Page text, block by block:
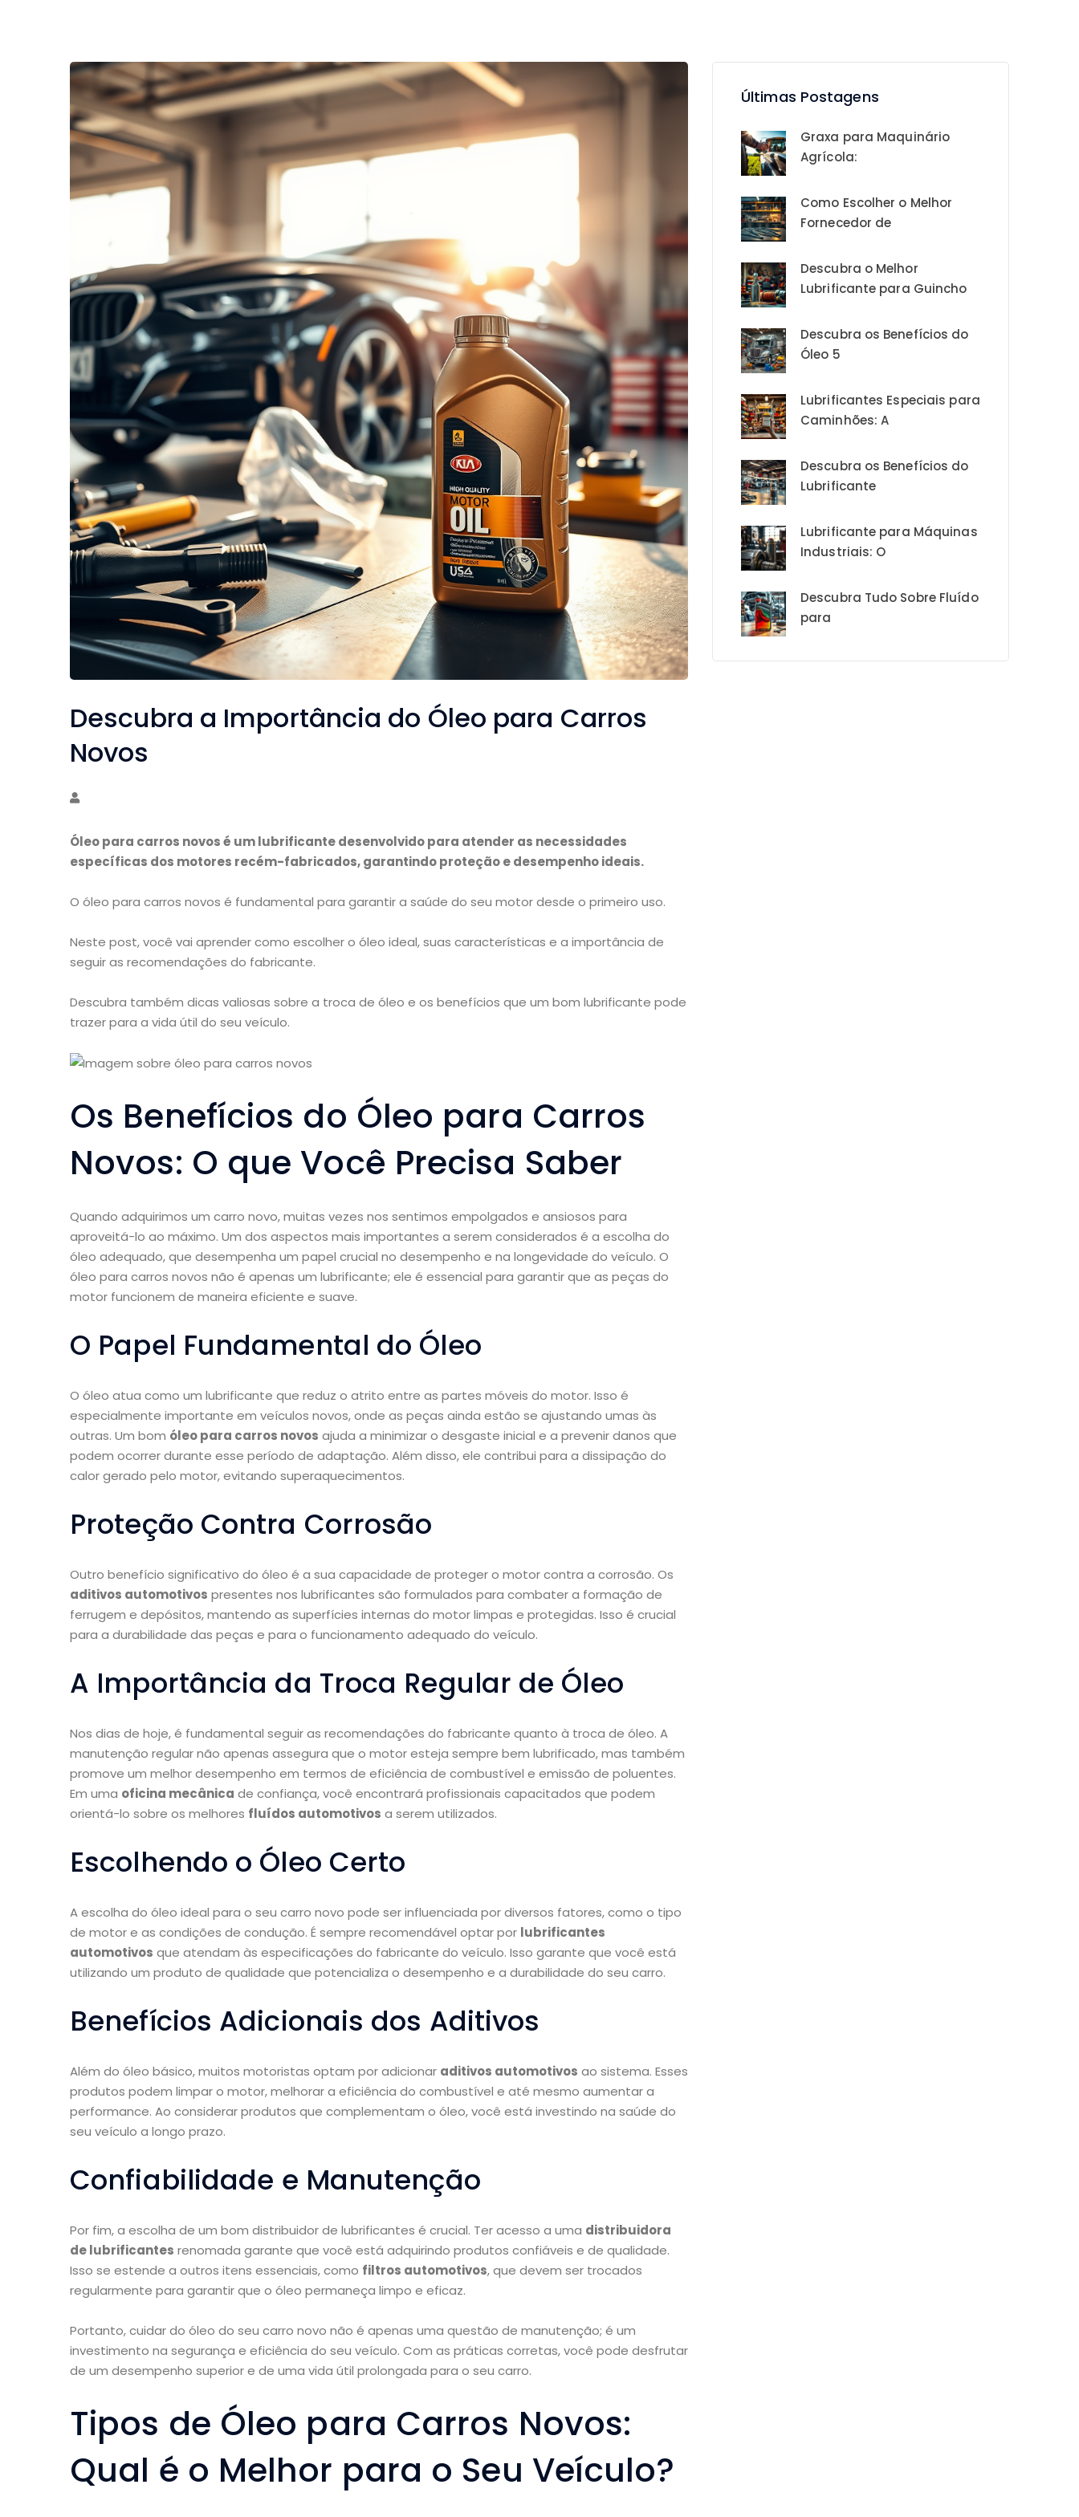
Descubra a Importância do Óleo para Carros
Novos
Óleo para carros novos é um lubrificante desenvolvido para atender as necessidades
específicas dos motores recém-fabricados, garantindo proteção e desempenho ideais.
O óleo para carros novos é fundamental para garantir a saúde do seu motor desde o primeiro uso.
Neste post, você vai aprender como escolher o óleo ideal, suas características e a importância de
seguir as recomendações do fabricante.
Descubra também dicas valiosas sobre a troca de óleo e os benefícios que um bom lubrificante pode
trazer para a vida útil do seu veículo.
Os Benefícios do Óleo para Carros
Novos: O que Você Precisa Saber
Quando adquirimos um carro novo, muitas vezes nos sentimos empolgados e ansiosos para
aproveitá-lo ao máximo. Um dos aspectos mais importantes a serem considerados é a escolha do
óleo adequado, que desempenha um papel crucial no desempenho e na longevidade do veículo. O
óleo para carros novos não é apenas um lubrificante; ele é essencial para garantir que as peças do
motor funcionem de maneira eficiente e suave.
O Papel Fundamental do Óleo
O óleo atua como um lubrificante que reduz o atrito entre as partes móveis do motor. Isso é
especialmente importante em veículos novos, onde as peças ainda estão se ajustando umas às
outras. Um bom óleo para carros novos ajuda a minimizar o desgaste inicial e a prevenir danos que
podem ocorrer durante esse período de adaptação. Além disso, ele contribui para a dissipação do
calor gerado pelo motor, evitando superaquecimentos.
Proteção Contra Corrosão
Outro benefício significativo do óleo é a sua capacidade de proteger o motor contra a corrosão. Os
aditivos automotivos presentes nos lubrificantes são formulados para combater a formação de
ferrugem e depósitos, mantendo as superfícies internas do motor limpas e protegidas. Isso é crucial
para a durabilidade das peças e para o funcionamento adequado do veículo.
A Importância da Troca Regular de Óleo
Nos dias de hoje, é fundamental seguir as recomendações do fabricante quanto à troca de óleo. A
manutenção regular não apenas assegura que o motor esteja sempre bem lubrificado, mas também
promove um melhor desempenho em termos de eficiência de combustível e emissão de poluentes.
Em uma oficina mecânica de confiança, você encontrará profissionais capacitados que podem
orientá-lo sobre os melhores fluídos automotivos a serem utilizados.
Escolhendo o Óleo Certo
A escolha do óleo ideal para o seu carro novo pode ser influenciada por diversos fatores, como o tipo
de motor e as condições de condução. É sempre recomendável optar por lubrificantes
automotivos que atendam às especificações do fabricante do veículo. Isso garante que você está
utilizando um produto de qualidade que potencializa o desempenho e a durabilidade do seu carro.
Benefícios Adicionais dos Aditivos
Além do óleo básico, muitos motoristas optam por adicionar aditivos automotivos ao sistema. Esses
produtos podem limpar o motor, melhorar a eficiência do combustível e até mesmo aumentar a
performance. Ao considerar produtos que complementam o óleo, você está investindo na saúde do
seu veículo a longo prazo.
Confiabilidade e Manutenção
Por fim, a escolha de um bom distribuidor de lubrificantes é crucial. Ter acesso a uma distribuidora
de lubrificantes renomada garante que você está adquirindo produtos confiáveis e de qualidade.
Isso se estende a outros itens essenciais, como filtros automotivos, que devem ser trocados
regularmente para garantir que o óleo permaneça limpo e eficaz.
Portanto, cuidar do óleo do seu carro novo não é apenas uma questão de manutenção; é um
investimento na segurança e eficiência do seu veículo. Com as práticas corretas, você pode desfrutar
de um desempenho superior e de uma vida útil prolongada para o seu carro.
Tipos de Óleo para Carros Novos:
Qual é o Melhor para o Seu Veículo?
Últimas Postagens
Graxa para Maquinário
Agrícola:
Como Escolher o Melhor
Fornecedor de
Descubra o Melhor
Lubrificante para Guincho
Descubra os Benefícios do
Óleo 5
Lubrificantes Especiais para
Caminhões: A
Descubra os Benefícios do
Lubrificante
Lubrificante para Máquinas
Industriais: O
Descubra Tudo Sobre Fluído
para